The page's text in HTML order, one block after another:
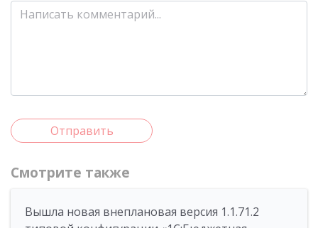
Отправить
Смотрите также
Вышла новая внеплановая версия 1.1.71.2